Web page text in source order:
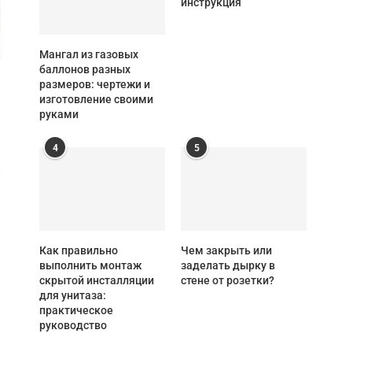
Мангал из газовых
баллонов разных
размеров: чертежи и
изготовление своими
руками
инструкция
4
Как правильно
выполнить монтаж
скрытой инсталляции
для унитаза:
практическое
руководство
5
Чем закрыть или
заделать дырку в
стене от розетки?